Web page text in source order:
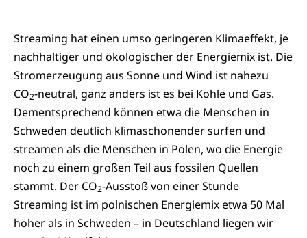
Streaming hat einen umso geringeren Klimaeffekt, je
nachhaltiger und ökologischer der Energiemix ist. Die
Stromerzeugung aus Sonne und Wind ist nahezu
CO2-neutral, ganz anders ist es bei Kohle und Gas.
Dementsprechend können etwa die Menschen in
Schweden deutlich klimaschonender surfen und
streamen als die Menschen in Polen, wo die Energie
noch zu einem großen Teil aus fossilen Quellen
stammt. Der CO2-Ausstoß von einer Stunde
Streaming ist im polnischen Energiemix etwa 50 Mal
höher als in Schweden – in Deutschland liegen wir